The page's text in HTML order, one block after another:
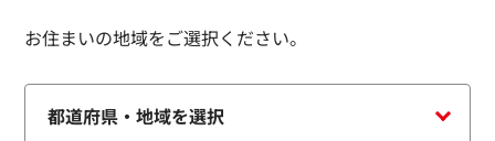
お住まいの地域をご選択ください。